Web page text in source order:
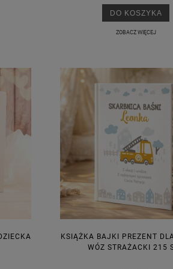
DO KOSZYKA
ZOBACZ WIĘCEJ
KSIĄŻKA BAJKI PREZENT
WÓZ STRAŻACKI 215